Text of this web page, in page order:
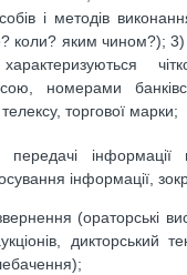
і методів
коли? яким чином?); 3)
номерами
торгової марки;
передачі інформації
інформації,
(ораторські
дикторський